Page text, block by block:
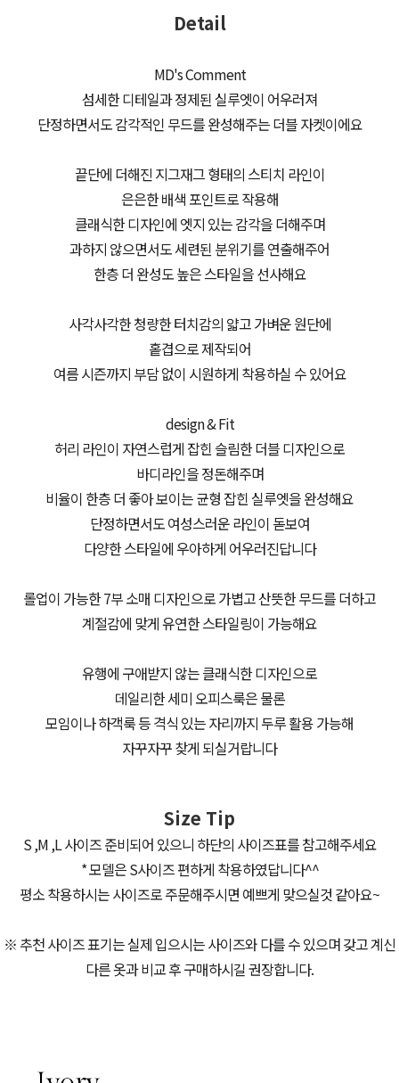
Detail
MD's Comment
섬세한 디테일과 정제된 실루엣이 어우러져
단정하면서도 감각적인 무드를 완성해주는 더블 자켓이에요
끝단에 더해진 지그재그 형태의 스티치 라인이
은은한 배색 포인트로 작용해
클래식한 디자인에 엣지 있는 감각을 더해주며
과하지 않으면서도 세련된 분위기를 연출해주어
한층 더 완성도 높은 스타일을 선사해요
사각사각한 청량한 터치감의 얇고 가벼운 원단에
홑겹으로 제작되어
여름 시즌까지 부담 없이 시원하게 착용하실 수 있어요
design & Fit
허리 라인이 자연스럽게 잡힌 슬림한 더블 디자인으로
바디라인을 정돈해주며
비율이 한층 더 좋아 보이는 균형 잡힌 실루엣을 완성해요
단정하면서도 여성스러운 라인이 돋보여
다양한 스타일에 우아하게 어우러진답니다
롤업이 가능한 7부 소매 디자인으로 가볍고 산뜻한 무드를 더하고
계절감에 맞게 유연한 스타일링이 가능해요
유행에 구애받지 않는 클래식한 디자인으로
데일리한 세미 오피스룩은 물론
모임이나 하객룩 등 격식 있는 자리까지 두루 활용 가능해
자꾸자꾸 찾게 되실거랍니다
Size Tip
S ,M ,L 사이즈 준비되어 있으니 하단의 사이즈표를 참고해주세요
* 모델은 S사이즈 편하게 착용하였답니다^^
평소 착용하시는 사이즈로 주문해주시면 예쁘게 맞으실것 같아요~
※ 추천 사이즈 표기는 실제 입으시는 사이즈와 다를 수 있으며 갖고 계신
다른 옷과 비교 후 구매하시길 권장합니다.